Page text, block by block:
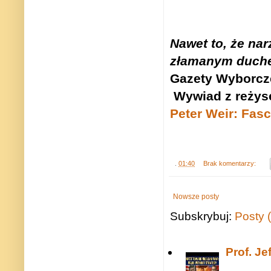
Nawet to, że
złamanym
Gazety
Wywiad z
Peter Weir:
01:40 Brak komentarzy:
Nowsze posty
Subskrybuj: Posty
Prof.